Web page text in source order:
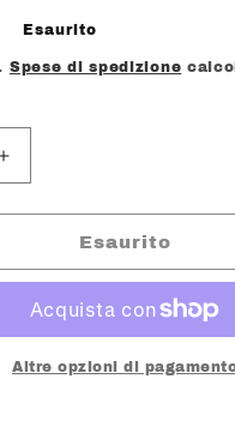
Esaurito
Spese di spedizione
Aumenta
quantità
per
MATTEL
OVETTO
CON
CANDIES
Esaurito
Altre opzioni di